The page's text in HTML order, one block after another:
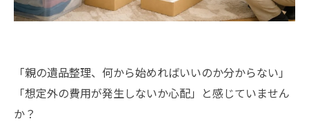
「親の遺品整理、何から始めればいいのか分からない」
「想定外の費用が発生しないか心配」と感じていません
か？